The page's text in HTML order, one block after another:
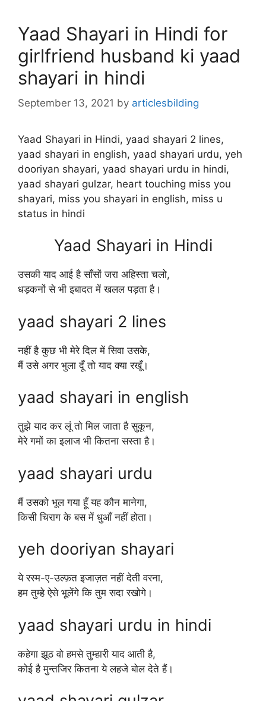
Yaad Shayari in Hindi for
girlfriend husband ki yaad
shayari in hindi
September 13, 2021 by articlesbilding
Yaad Shayari in Hindi, yaad shayari 2 lines,
yaad shayari in english, yaad shayari urdu, yeh
dooriyan shayari, yaad shayari urdu in hindi,
yaad shayari gulzar, heart touching miss you
shayari, miss you shayari in english, miss u
status in hindi
Yaad Shayari in Hindi
उसकी याद आई है साँसों जरा अहिस्ता चलो,
धड़कनों से भी इबादत में खलल पड़ता है।
yaad shayari 2 lines
नहीं है कुछ भी मेरे दिल में सिवा उसके,
मैं उसे अगर भुला दूँ तो याद क्या रखूँ।
yaad shayari in english
तुझे याद कर लूं तो मिल जाता है सुकून,
मेरे गमों का इलाज भी कितना सस्ता है।
yaad shayari urdu
मैं उसको भूल गया हूँ यह कौन मानेगा,
किसी चिराग के बस में धुआँ नहीं होता।
yeh dooriyan shayari
ये रस्म-ए-उल्फ़त इजाज़त नहीं देती वरना,
हम तुम्हे ऐसे भूलेंगे कि तुम सदा रखोगे।
yaad shayari urdu in hindi
कहेगा झूठ वो हमसे तुम्हारी याद आती है,
कोई है मुन्तजिर कितना ये लहजे बोल देते हैं।